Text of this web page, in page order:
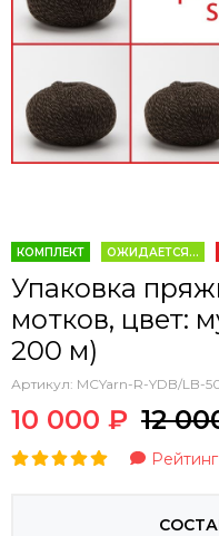
КОМПЛЕКТ ОЖИДАЕТСЯ...
Упаковка
мотков, цвет:
200 м)
Артикул: MCYarn-R-YDB/LB-
10 000 ₽ 12